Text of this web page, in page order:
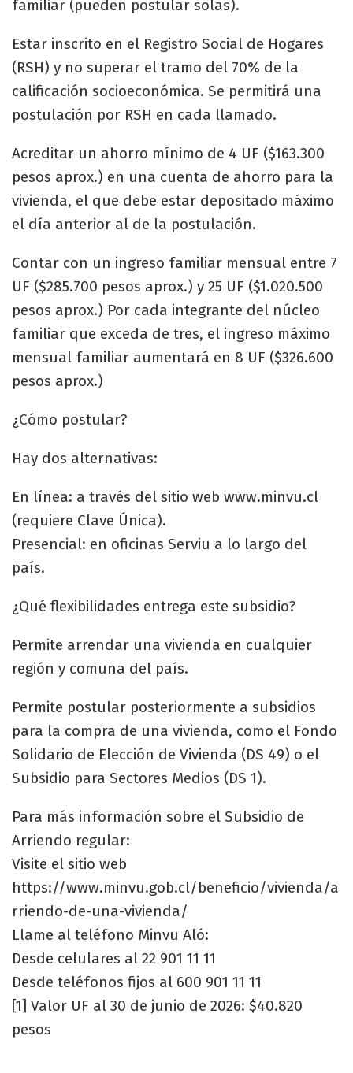
familiar (pueden postular solas).
Estar inscrito en el Registro Social de Hogares
(RSH) y no superar el tramo del 70% de la
calificación socioeconómica. Se permitirá una
postulación por RSH en cada llamado.
Acreditar un ahorro mínimo de 4 UF ($163.300
pesos aprox.) en una cuenta de ahorro para la
vivienda, el que debe estar depositado máximo
el día anterior al de la postulación.
Contar con un ingreso familiar mensual entre 7
UF ($285.700 pesos aprox.) y 25 UF ($1.020.500
pesos aprox.) Por cada integrante del núcleo
familiar que exceda de tres, el ingreso máximo
mensual familiar aumentará en 8 UF ($326.600
pesos aprox.)
¿Cómo postular?
Hay dos alternativas:
En línea: a través del sitio web www.minvu.cl
(requiere Clave Única).
Presencial: en oficinas Serviu a lo largo del
país.
¿Qué flexibilidades entrega este subsidio?
Permite arrendar una vivienda en cualquier
región y comuna del país.
Permite postular posteriormente a subsidios
para la compra de una vivienda, como el Fondo
Solidario de Elección de Vivienda (DS 49) o el
Subsidio para Sectores Medios (DS 1).
Para más información sobre el Subsidio de
Arriendo regular:
Visite el sitio web
https://www.minvu.gob.cl/beneficio/vivienda/a
rriendo-de-una-vivienda/
Llame al teléfono Minvu Aló:
Desde celulares al 22 901 11 11
Desde teléfonos fijos al 600 901 11 11
[1] Valor UF al 30 de junio de 2026: $40.820
pesos